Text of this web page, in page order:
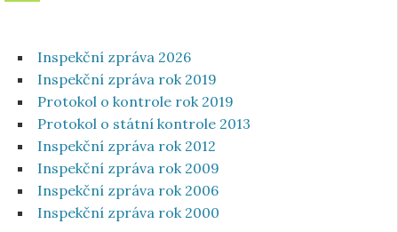
Inspekční zpráva 2026
Inspekční zpráva rok 2019
Protokol o kontrole rok 2019
Protokol o státní kontrole 2013
Inspekční zpráva rok 2012
Inspekční zpráva rok 2009
Inspekční zpráva rok 2006
Inspekční zpráva rok 2000